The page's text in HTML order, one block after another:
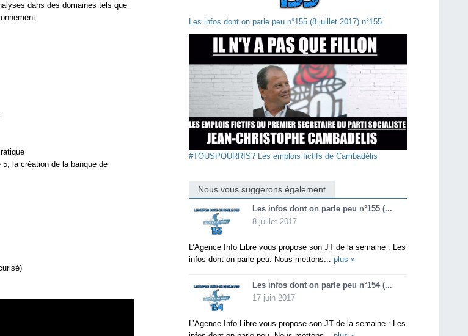
dans des domaines tels que
la création de la banque de
Les infos dont on parle peu n°155 (8 juillet 2017) n°155
#TOUSPOURRIS? Les emplois fictifs de Cambadélis
Nous vous suggerons également
Les infos dont on parle peu n°155 (...
8 juillet 2017
L’Agence Info Libre vous propose son JT de la semaine : Les
infos dont on parle peu. Nous mettons... plus »
Les infos dont on parle peu n°154 (...
17 juin 2017
L’Agence Info Libre vous propose son JT de la semaine : Les